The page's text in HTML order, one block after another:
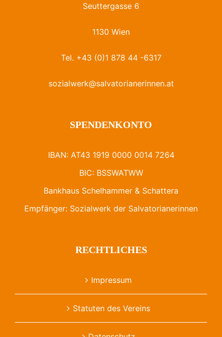
Seuttergasse 6
1130 Wien
Tel. +43 (0)1 878 44 -6317
sozialwerk@salvatorianerinnen.at
SPENDENKONTO
IBAN: AT43 1919 0000 0014 7264
BIC: BSSWATWW
Bankhaus Schelhammer & Schattera
Empfänger: Sozialwerk der Salvatorianerinnen
RECHTLICHES
Impressum
Statuten des Vereins